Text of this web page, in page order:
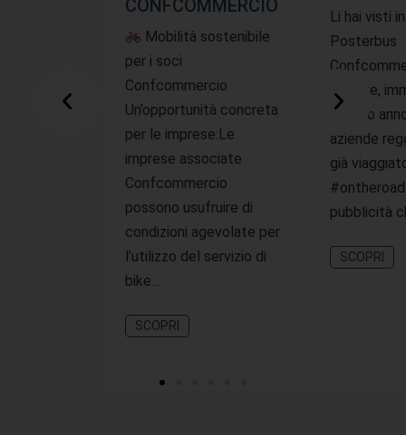
CONFCOMMERCIO
Mobilità sostenibile
per i soci
Confcommercio
Un’opportunità concreta
per le imprese:Le
imprese associate
Confcommercio
possono usufruire di
condizioni agevolate per
l’utilizzo del servizio di
bike…
SCOPRI
Li hai visti
Posterbus
offerte,
questo
aziende
già
pubblicità
SCOPRI